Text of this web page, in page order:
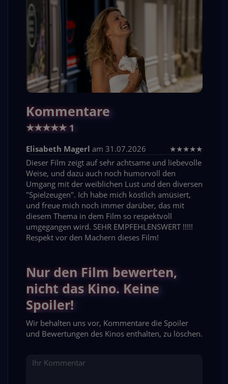
Kommentare
★★★★★ 1
Elisabeth Magerl am 31.07.2026 ★★★★★
Dieser Film zeigt auf sehr achtsame und liebevolle
Weise, und dazu auch noch humorvoll den
Umgang mit der weiblichen Lust und den diversen
"Spielzeugen". Ich habe mich köstlich amüsiert,
und freue mich noch immer darüber, das mit
diesem Thema in dem Film so respektvoll
umgegangen wird. SEHR EMPFEHLENSWERT !!!!!
Respekt vor den Machern dieses Film!
Nur den Film bewerten,
nicht das Kino. Keine
Spoiler!
Wir behalten uns vor, Kommentare die Spoiler
und Bewertungen des Kinos enthalten, zu löschen.